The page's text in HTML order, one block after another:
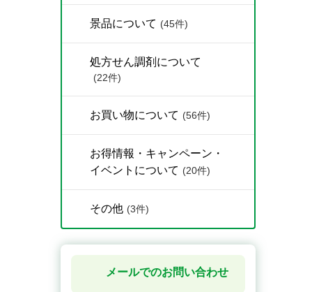
景品について (45件)
処方せん調剤について
(22件)
お買い物について (56件)
お得情報・キャンペーン・
イベントについて (20件)
その他 (3件)
メールでのお問い合わせ